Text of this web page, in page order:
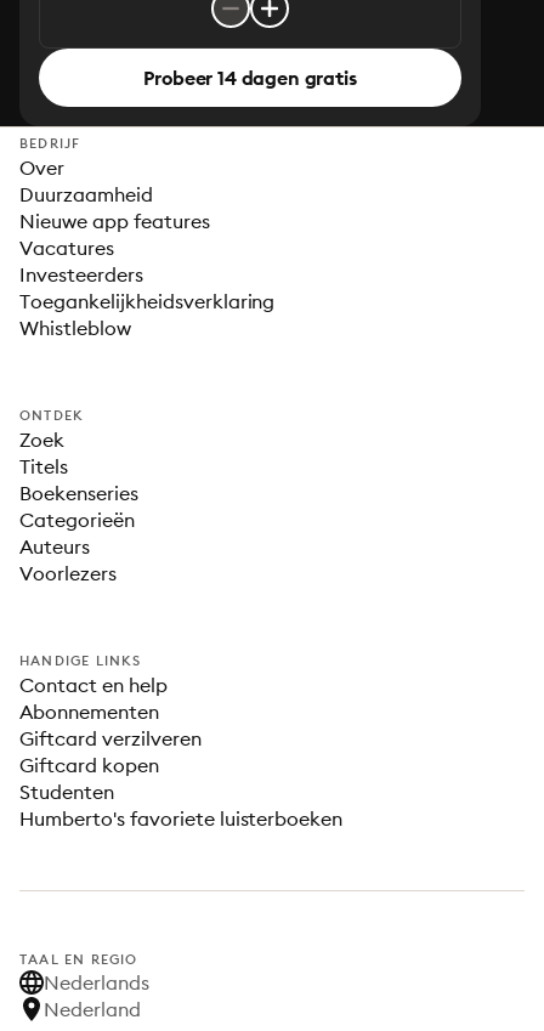
Probeer 14 dagen gratis
BEDRIJF
Over
Duurzaamheid
Nieuwe app features
Vacatures
Investeerders
Toegankelijkheidsverklaring
Whistleblow
ONTDEK
Zoek
Titels
Boekenseries
Categorieën
Auteurs
Voorlezers
HANDIGE LINKS
Contact en help
Abonnementen
Giftcard verzilveren
Giftcard kopen
Studenten
Humberto's favoriete luisterboeken
TAAL EN REGIO
Nederlands
Nederland